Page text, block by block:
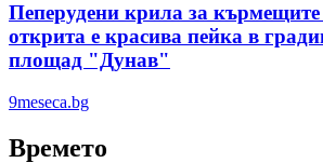
Пеперудени крила за
открита е красива пейка в
площад "Дунав"
9meseca.bg
Времето